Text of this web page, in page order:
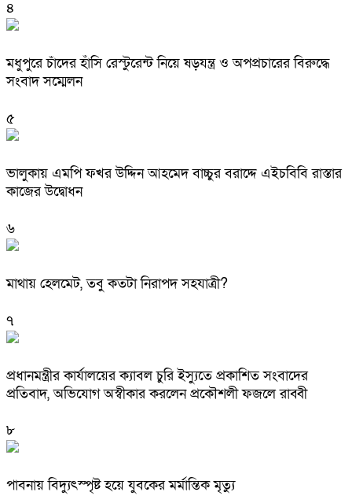
৪
মধুপুরে চাঁদের হাঁসি রেস্টুরেন্ট নিয়ে ষড়যন্ত্র ও অপপ্রচারের বিরুদ্ধে
সংবাদ সম্মেলন
৫
ভালুকায় এমপি ফখর উদ্দিন আহমেদ বাচ্চুর বরাদ্দে এইচবিবি রাস্তার
কাজের উদ্বোধন
৬
মাথায় হেলমেট, তবু কতটা নিরাপদ সহযাত্রী?
৭
প্রধানমন্ত্রীর কার্যালয়ের ক্যাবল চুরি ইস্যুতে প্রকাশিত সংবাদের
প্রতিবাদ, অভিযোগ অস্বীকার করলেন প্রকৌশলী ফজলে রাব্বী
৮
পাবনায় বিদ্যুৎস্পৃষ্ট হয়ে যুব‌কের মর্মান্তিক মৃত্যু